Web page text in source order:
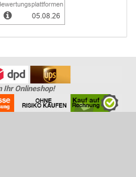
Ihr Onlineshop!